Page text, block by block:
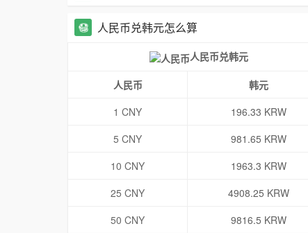
人民币兑韩元怎么算
人民币兑韩元
人民币 韩元
1 CNY
196.33 KRW
5 CNY
981.65 KRW
10 CNY
1963.3 KRW
25 CNY
4908.25 KRW
50 CNY
9816.5 KRW